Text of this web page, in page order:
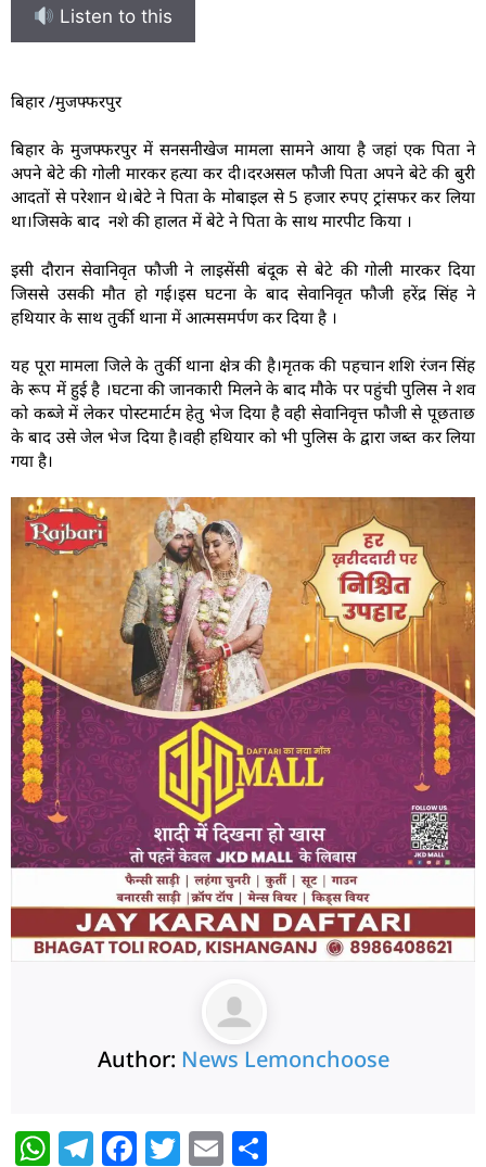
Listen to this
बिहार /मुजफ्फरपुर
बिहार के मुजफ्फरपुर में सनसनीखेज मामला सामने आया है जहां एक पिता ने
अपने बेटे की गोली मारकर हत्या कर दी।दरअसल फौजी पिता अपने बेटे की बुरी
आदतों से परेशान थे।बेटे ने पिता के मोबाइल से 5 हजार रुपए ट्रांसफर कर लिया
था।जिसके बाद नशे की हालत में बेटे ने पिता के साथ मारपीट किया ।
इसी दौरान सेवानिवृत फौजी ने लाइसेंसी बंदूक से बेटे की गोली मारकर दिया
जिससे उसकी मौत हो गई।इस घटना के बाद सेवानिवृत फौजी हरेंद्र सिंह ने
हथियार के साथ तुर्की थाना में आत्मसमर्पण कर दिया है ।
यह पूरा मामला जिले के तुर्की थाना क्षेत्र की है।मृतक की पहचान शशि रंजन सिंह
के रूप में हुई है ।घटना की जानकारी मिलने के बाद मौके पर पहुंची पुलिस ने शव
को कब्जे में लेकर पोस्टमार्टम हेतु भेज दिया है वही सेवानिवृत्त फौजी से पूछताछ
के बाद उसे जेल भेज दिया है।वही हथियार को भी पुलिस के द्वारा जब्त कर लिया
गया है।
Author: News Lemonchoose
W T F T E